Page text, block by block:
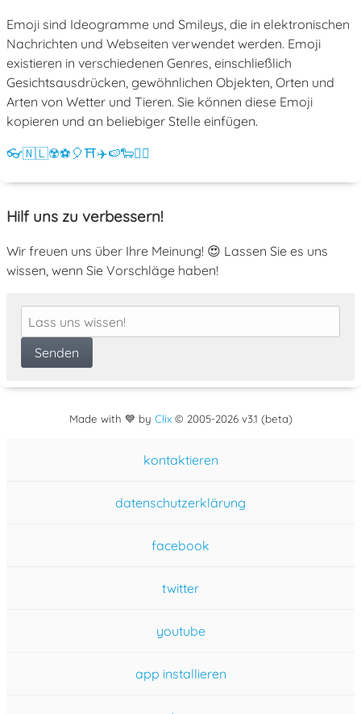
Emoji sind Ideogramme und Smileys, die in elektronischen
Nachrichten und Webseiten verwendet werden. Emoji
existieren in verschiedenen Genres, einschließlich
Gesichtsausdrücken, gewöhnlichen Objekten, Orten und
Arten von Wetter und Tieren. Sie können diese Emoji
kopieren und an beliebiger Stelle einfügen.
👓🇳🇱☢️⚽ 🎈⛩️✈️🍉🐑💁‍♀️
Hilf uns zu verbessern!
Wir freuen uns über Ihre Meinung! 😍 Lassen Sie es uns
wissen, wenn Sie Vorschläge haben!
Made with 💙 by Clix© 2005-2026 v3.1 (beta)
kontaktieren
datenschutzerklärung
facebook
twitter
youtube
app installieren